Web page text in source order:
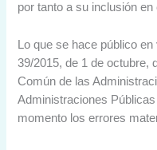
por tanto a su inclusión en
Lo que se hace público
39/2015, de 1 de octubre,
Común de las
Administraciones
momento los errores